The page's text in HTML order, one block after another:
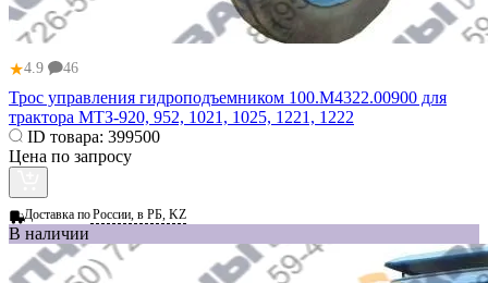
★4.9 46
Трос управления гидроподъемником 100.М4322.00900 для
трактора МТЗ-920, 952, 1021, 1025, 1221, 1222
ID товара: 399500
Цена по запросу
Доставка поРоссии, в РБ, KZ
В наличии